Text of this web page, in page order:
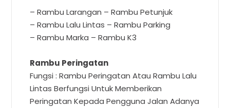
– Rambu Larangan – Rambu Petunjuk
– Rambu Lalu Lintas – Rambu Parking
– Rambu Marka – Rambu K3
Rambu Peringatan
Fungsi : Rambu Peringatan Atau Rambu Lalu
Lintas Berfungsi Untuk Memberikan
Peringatan Kepada Pengguna Jalan Adanya